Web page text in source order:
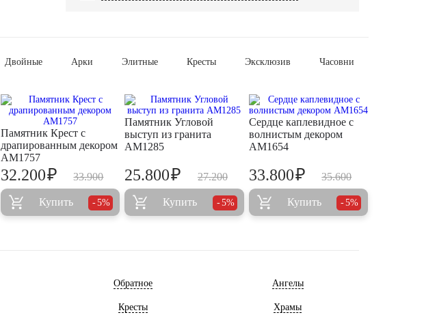
Двойные Арки Элитные Кресты Эксклюзив Часовни
Памятник Крест с
драпированным декором
AM1757
33.900
32.200₽
Купить 5%
Памятник Угловой
выступ из гранита
AM1285
27.200
25.800₽
Купить 5%
Сердце каплевидное с
волнистым декором
AM1654
35.600
33.800₽
Купить 5%
Обратное Ангелы
Кресты Храмы